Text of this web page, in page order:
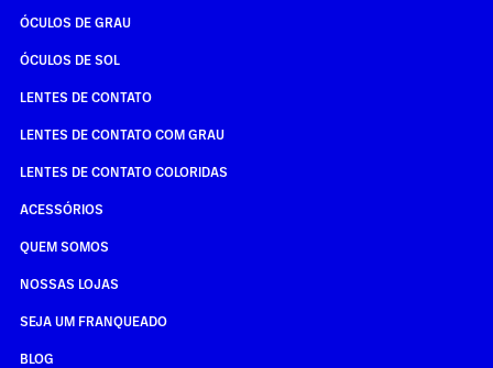
ÓCULOS DE GRAU
ÓCULOS DE SOL
LENTES DE CONTATO
LENTES DE CONTATO COM GRAU
LENTES DE CONTATO COLORIDAS
ACESSÓRIOS
QUEM SOMOS
NOSSAS LOJAS
SEJA UM FRANQUEADO
BLOG